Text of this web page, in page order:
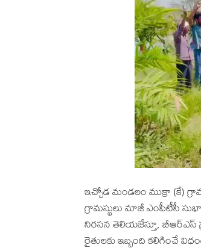
ఇచ్చోడ మండలం ముక్రా (కే)
గ్రామస్థులు మాజీ ఎంపీటీసీ
నిరసన తెలియజేస్తూ, బీఆర్ఎస్
రైతులకు ఇబ్బంది కలిగించే